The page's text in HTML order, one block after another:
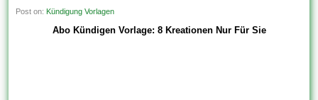
Post on: Kündigung Vorlagen
Abo Kündigen Vorlage: 8 Kreationen Nur Für Sie